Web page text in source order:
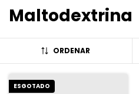
Maltodextrina
ORDENAR
ESGOTADO